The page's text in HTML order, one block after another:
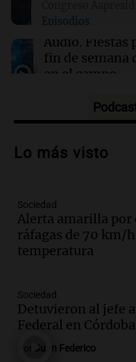
01:37 Mundo
Trump señala a
forestales, pero
el cambio
Episodios
Audio. Fiestas
fin de semana
en el campo
Audio.
de apertura
Audio.
lluvias,
oposición a
Panorama Federal
Audio.
centro de
siete años de
Episodios
Lo más visto
Sociedad
Alerta amarilla por
ráfagas de 70 km/
temperatura
Sociedad
Detuvieron al jefe
Federal en Córdoba
Juan Federico